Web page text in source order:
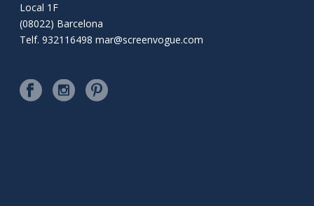
Local 1F
(08022) Barcelona
Telf. 932116498mar@screenvogue.com